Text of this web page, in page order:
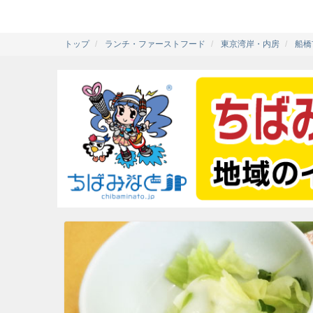
トップ ランチ・ファーストフード 東京湾岸・内房 船